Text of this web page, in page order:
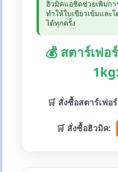
ฮิวมิคแอซิดช่วยเพิ่มกา
ทำให้ใบเขียวเข้มและ
ได้ทุกครั้ง
💰 สตาร์เฟ
🛒 สั่งซื้อสตาร์เฟอ
🛒 สั่งซื้อฮิวมิค: